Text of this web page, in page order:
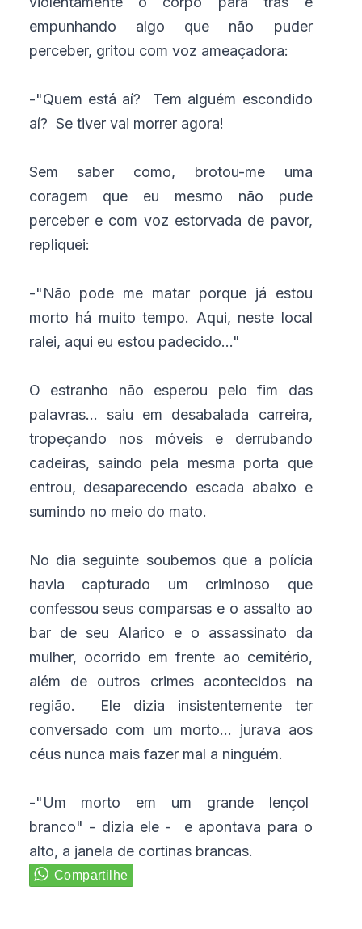
empunhando algo que não puder
perceber, gritou com voz ameaçadora:
-"Quem está aí? Tem alguém escondido
aí? Se tiver vai morrer agora!
Sem saber como, brotou-me uma
coragem que eu mesmo não pude
perceber e com voz estorvada de pavor,
repliquei:
-"Não pode me matar porque já estou
morto há muito tempo. Aqui, neste local
ralei, aqui eu estou padecido..."
O estranho não esperou pelo fim das
palavras... saiu em desabalada carreira,
tropeçando nos móveis e derrubando
cadeiras, saindo pela mesma porta que
entrou, desaparecendo escada abaixo e
sumindo no meio do mato.
No dia seguinte soubemos que a polícia
havia capturado um criminoso que
confessou seus comparsas e o assalto ao
bar de seu Alarico e o assassinato da
mulher, ocorrido em frente ao cemitério,
além de outros crimes acontecidos na
região. Ele dizia insistentemente ter
conversado com um morto... jurava aos
céus nunca mais fazer mal a ninguém.
-"Um morto em um grande lençol
branco" - dizia ele - e apontava para o
alto, a janela de cortinas brancas.